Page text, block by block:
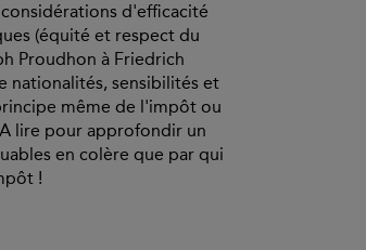
d'efficacité
(équité et respect du
Proudhon à Friedrich
nationalités, sensibilités et
même de l'impôt ou
lire pour approfondir un
en colère que par qui
!